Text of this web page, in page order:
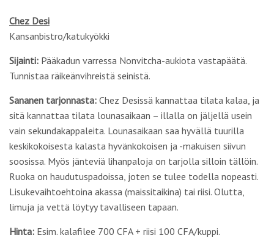
Chez Desi
Kansanbistro/katukyökki
Sijainti: Pääkadun varressa Nonvitcha-aukiota vastapäätä.
Tunnistaa räikeänvihreistä seinistä.
Sananen tarjonnasta: Chez Desissä kannattaa tilata kalaa, ja
sitä kannattaa tilata lounasaikaan – illalla on jäljellä usein
vain sekundakappaleita. Lounasaikaan saa hyvällä tuurilla
keskikokoisesta kalasta hyvänkokoisen ja -makuisen siivun
soosissa. Myös jänteviä lihanpaloja on tarjolla silloin tällöin.
Ruoka on haudutuspadoissa, joten se tulee todella nopeasti.
Lisukevaihtoehtoina akassa (maissitaikina) tai riisi. Olutta,
limuja ja vettä löytyy tavalliseen tapaan.
Hinta: Esim. kalafilee 700 CFA + riisi 100 CFA/kuppi.